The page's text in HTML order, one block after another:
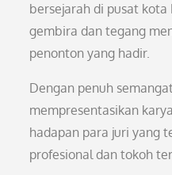
bersejarah di pusat kota
gembira dan tegang
penonton yang hadir.
Dengan penuh
mempresentasikan
hadapan para juri yang
profesional dan tokoh